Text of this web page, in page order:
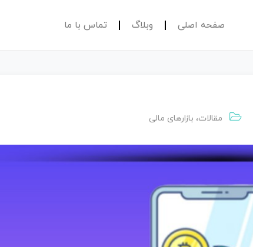
صفحه اصلی وبلاگ تماس با ما
مقالات، بازارهای مالی